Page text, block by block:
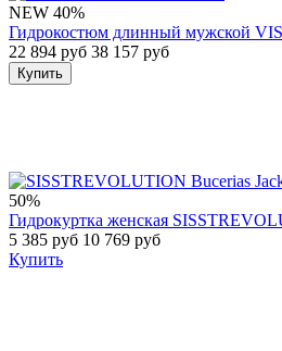
NEW 40%
Гидрокостюм длинный мужской
22 894 руб 38 157 руб
Купить
50%
Гидрокуртка женская
5 385 руб 10 769 руб
Купить